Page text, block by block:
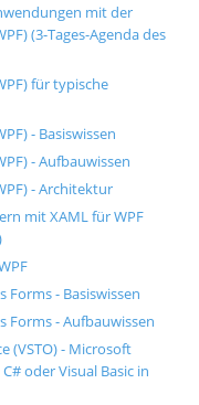
mit der
(3-Tages-Agenda des
für typische
- Basiswissen
- Aufbauwissen
- Architektur
mit XAML für WPF
- Basiswissen
Forms - Aufbauwissen
(VSTO) - Microsoft
oder Visual Basic in